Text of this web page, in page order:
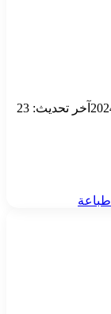
آخر تحديث: 23
طباعة